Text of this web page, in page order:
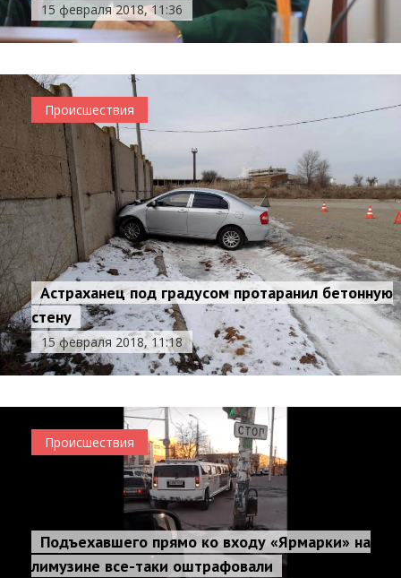
15 февраля 2018, 11:36
Происшествия
Астраханец под градусом протаранил бетонную
стену
15 февраля 2018, 11:18
Происшествия
Подъехавшего прямо ко входу «Ярмарки» на
лимузине все-таки оштрафовали